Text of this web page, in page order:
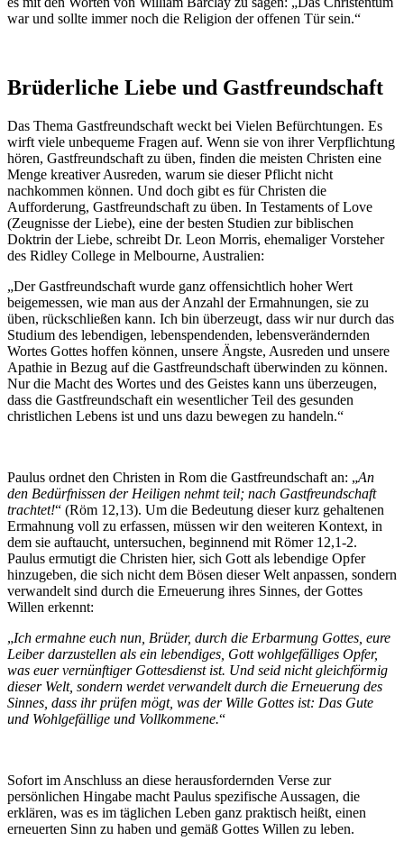
war und sollte immer noch die Religion der offenen Tür sein.“
Brüderliche Liebe und Gastfreundschaft
Das Thema Gastfreundschaft weckt bei Vielen Befürchtungen. Es
wirft viele unbequeme Fragen auf. Wenn sie von ihrer Verpflichtung
hören, Gastfreundschaft zu üben, finden die meisten Christen eine
Menge kreativer Ausreden, warum sie dieser Pflicht nicht
nachkommen können. Und doch gibt es für Christen die
Aufforderung, Gastfreundschaft zu üben. In Testaments of Love
(Zeugnisse der Liebe), eine der besten Studien zur biblischen
Doktrin der Liebe, schreibt Dr. Leon Morris, ehemaliger Vorsteher
des Ridley College in Melbourne, Australien:
„Der Gastfreundschaft wurde ganz offensichtlich hoher Wert
beigemessen, wie man aus der Anzahl der Ermahnungen, sie zu
üben, rückschließen kann. Ich bin überzeugt, dass wir nur durch das
Studium des lebendigen, lebenspendenden, lebensverändernden
Wortes Gottes hoffen können, unsere Ängste, Ausreden und unsere
Apathie in Bezug auf die Gastfreundschaft überwinden zu können.
Nur die Macht des Wortes und des Geistes kann uns überzeugen,
dass die Gastfreundschaft ein wesentlicher Teil des gesunden
christlichen Lebens ist und uns dazu bewegen zu handeln.“
Paulus ordnet den Christen in Rom die Gastfreundschaft an: „An
den Bedürfnissen der Heiligen nehmt teil; nach Gastfreundschaft
trachtet!“ (Röm 12,13). Um die Bedeutung dieser kurz gehaltenen
Ermahnung voll zu erfassen, müssen wir den weiteren Kontext, in
dem sie auftaucht, untersuchen, beginnend mit Römer 12,1‑2.
Paulus ermutigt die Christen hier, sich Gott als lebendige Opfer
hinzugeben, die sich nicht dem Bösen dieser Welt anpassen, sondern
verwandelt sind durch die Erneuerung ihres Sinnes, der Gottes
Willen erkennt:
„Ich ermahne euch nun, Brüder, durch die Erbarmung Gottes, eure
Leiber darzustellen als ein lebendiges, Gott wohlgefälliges Opfer,
was euer vernünftiger Gottesdienst ist. Und seid nicht gleichförmig
dieser Welt, sondern werdet verwandelt durch die Erneuerung des
Sinnes, dass ihr prüfen mögt, was der Wille Gottes ist: Das Gute
und Wohlgefällige und Vollkommene.“
Sofort im Anschluss an diese herausfordernden Verse zur
persönlichen Hingabe macht Paulus spezifische Aussagen, die
erklären, was es im täglichen Leben ganz praktisch heißt, einen
erneuerten Sinn zu haben und gemäß Gottes Willen zu leben.